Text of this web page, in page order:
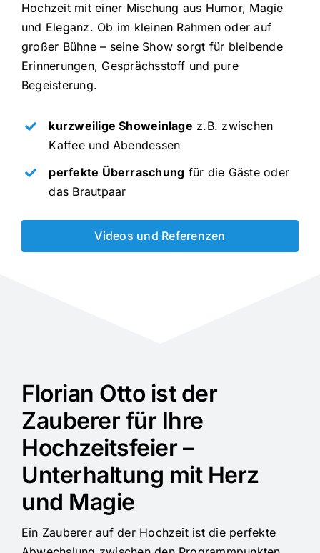
Hochzeit mit einer Mischung aus Humor, Magie
und Eleganz. Ob im kleinen Rahmen oder auf
großer Bühne – seine Show sorgt für bleibende
Erinnerungen, Gesprächsstoff und pure
Begeisterung.
kurzweilige Showeinlage z.B. zwischen
Kaffee und Abendessen
perfekte Überraschung für die Gäste oder
das Brautpaar
Videos und Referenzen
Florian Otto ist der
Zauberer für Ihre
Hochzeitsfeier –
Unterhaltung mit Herz
und Magie
Ein Zauberer auf der Hochzeit ist die perfekte